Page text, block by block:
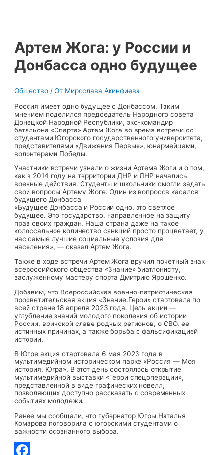
Артем Жога: у России и
Донбасса одно будущее
Общество / От Мирослава Акинфиева
Россия имеет одно будущее с Донбассом. Таким
мнением поделился председатель Народного совета
Донецкой Народной Республики, экс-командир
батальона «Спарта» Артем Жога во время встречи со
студентами Югорского государственного университета,
представителями «Движения Первые», юнармейцами,
волонтерами Победы.
Участники встречи узнали о жизни Артема Жоги и о том,
как в 2014 году на территории ДНР и ЛНР начались
военные действия. Студенты и школьники смогли задать
свои вопросы Артему Жоге. Один из вопросов касался
будущего Донбасса.
«Будущее Донбасса и России одно, это светлое
будущее. Это государство, направленное на защиту
прав своих граждан. Наша страна даже на такое
колоссальное количество санкций просто процветает, у
нас самые лучшие социальные условия для
населения», — сказал Артем Жога.
Также в ходе встречи Артем Жога вручил почетный знак
всероссийского общества «Знание» биатлонисту,
заслуженному мастеру спорта Дмитрию Ярошенко.
Добавим, что Всероссийская военно-патриотическая
просветительская акция «Знание.Герои» стартовала по
всей стране 18 апреля 2023 года. Цель акции —
углубление знаний молодого поколения об истории
России, воинской славе родных регионов, о СВО, ее
истинных причинах, а также борьба с фальсификацией
истории.
В Югре акция стартовала 6 мая 2023 года в
мультимедийном историческом парке «Россия — Моя
история. Югра». В этот день состоялось открытие
мультимедийной выставки «Герои спецоперации»,
представленной в виде графических новелл,
позволяющих доступно рассказать о современных
событиях молодежи.
Ранее мы сообщали, что губернатор Югры Наталья
Комарова поговорила с югорскими студентами о
важности осознанного выбора.